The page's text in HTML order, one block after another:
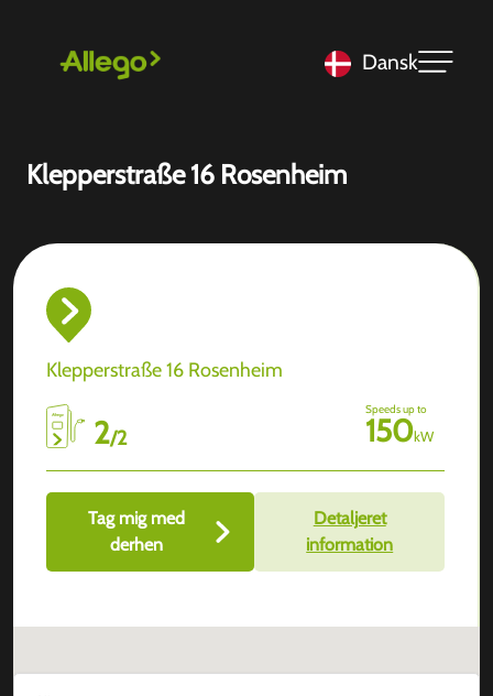
Dansk
Klepperstraße 16 Rosenheim
Klepperstraße 16 Rosenheim
2/2
Speeds up to
150kW
Tag mig med
derhen
Detaljeret
information